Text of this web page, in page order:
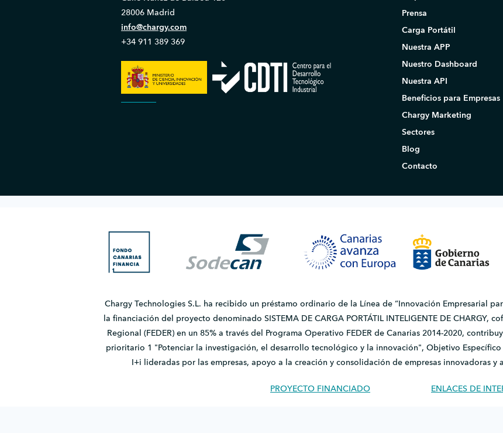
28006 Madrid
info@chargy.com
+34 911 389 369
Prensa
Carga Portátil
Nuestra APP
Nuestro Dashboard
Nuestra API
Beneficios para Empresas
Chargy Marketing
Sectores
Blog
Contacto
Chargy Technologies S.L. ha recibido un préstamo ordinario de la Línea de “Innovación Empresarial
la financiación del proyecto denominado SISTEMA DE CARGA PORTÁTIL INTELIGENTE DE CHARGY,
Regional (FEDER) en un 85% a través del Programa Operativo FEDER de Canarias 2014-2020,
prioritario 1 "Potenciar la investigación, el desarrollo tecnológico y la innovación", Objetivo
I+i lideradas por las empresas, apoyo a la creación y consolidación de empresas innovadoras
PROYECTO FINANCIADO ENLACES DE